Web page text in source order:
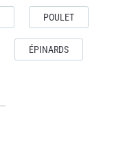
POULET
ÉPINARDS